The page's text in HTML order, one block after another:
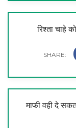
रिश्ता चाहे
माफी वही दे